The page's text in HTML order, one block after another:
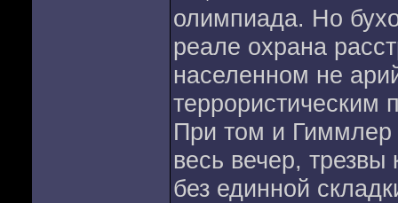
олимпиада. Но
реале охрана
населенном не
террористическим
При том и Гиммлер
весь вечер, трезвы
без единной